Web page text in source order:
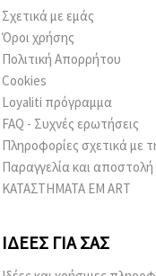
Σχετικά με εμάς
Όροι χρήσης
Πολιτική Απορρήτου
Cookies
Loyaliti πρόγραμμα
FAQ - Συχνές ερωτήσεις
Πληροφορίες σχετικά με
Παραγγελία και αποστολή
ΚΑΤΑΣΤΗΜΑΤΑ EM ART
ΙΔΈΕΣ ΓΙΑ ΣΑΣ